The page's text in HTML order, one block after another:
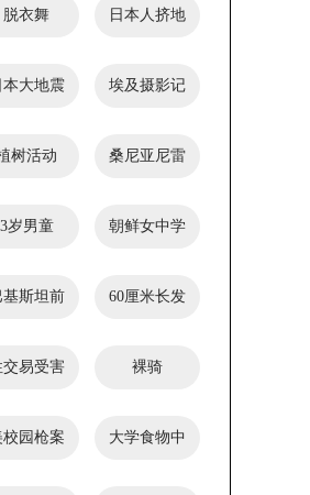
”，锻造纪律“铁部队”
脱衣舞 日本人挤地
本大地震 埃及摄影记
树活动 桑尼亚尼雷
3岁男童 朝鲜女中学
基斯坦前 60厘米长发
交易受害 裸骑
校园枪案 大学食物中